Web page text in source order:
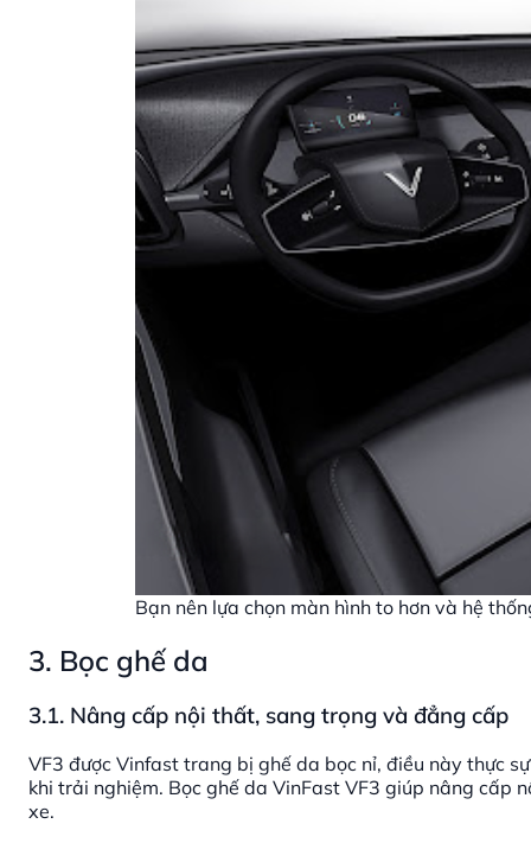
Bạn nên lựa chọn màn hình to hơn và hệ
3. Bọc ghế da
3.1. Nâng cấp nội thất, sang trọng và đẳng cấp
VF3 được Vinfast trang bị ghế da bọc nỉ, điều này thực
khi trải nghiệm. Bọc ghế da VinFast VF3 giúp nâng
xe.